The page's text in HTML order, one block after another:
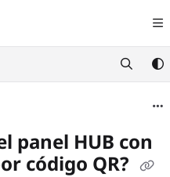
exploring further.
panel HUB con
código QR?